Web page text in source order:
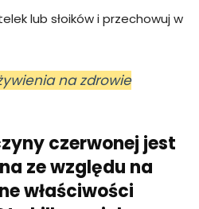
lub słoików i przechowuj w
na zdrowie
czerwonej jest
ze względu na
właściwości